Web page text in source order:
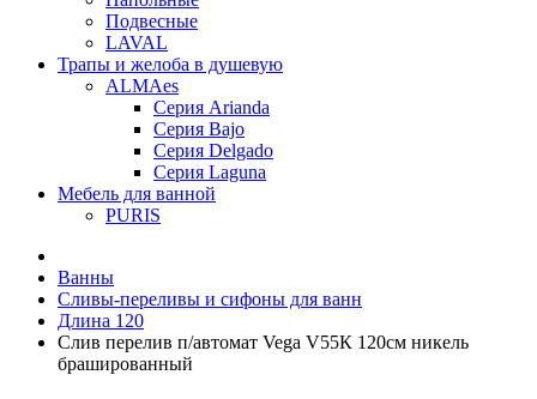
Подвесные
LAVAL
Трапы и желоба в душевую
ALMAes
Серия Arianda
Серия Bajo
Серия Delgado
Серия Laguna
Мебель для ванной
PURIS
Ванны
Сливы-переливы и сифоны для ванн
Длина 120
Слив перелив п/автомат Vega V55К 120см никель
брашированный